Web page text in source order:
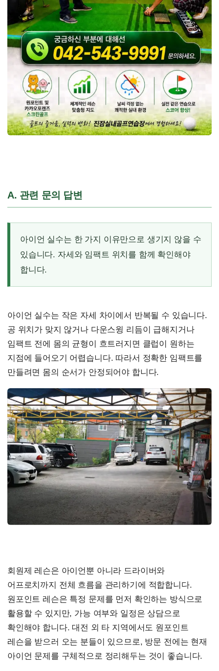
A. 관련 문의 답변
아이언 실수는 한 가지 이유만으로 생기지 않을 수
있습니다. 자세와 임팩트 위치를 함께 확인해야
합니다.
아이언 실수는 작은 자세 차이에서 반복될 수 있습니다.
공 위치가 맞지 않거나 다운스윙 리듬이 급해지거나
임팩트 전에 몸의 균형이 흐트러지면 클럽이 원하는
지점에 들어오기 어렵습니다. 따라서 정확한 임팩트를
만들려면 몸의 순서가 안정되어야 합니다.
회원제 레슨은 아이언뿐 아니라 드라이버와
어프로치까지 전체 흐름을 관리하기에 적합합니다.
원포인트 레슨은 특정 문제를 먼저 확인하는 방식으로
활용할 수 있지만, 가능 여부와 일정은 상담으로
확인해야 합니다. 대전 외 타 지역에서도 원포인트
레슨을 받으러 오는 분들이 있으므로, 방문 전에는 현재
아이언 문제를 구체적으로 정리해두는 것이 좋습니다.